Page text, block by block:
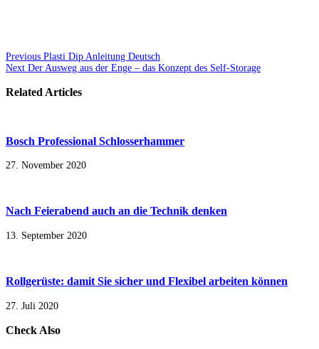
Previous Plasti Dip Anleitung Deutsch
Next Der Ausweg aus der Enge – das Konzept des Self-Storage
Related Articles
Bosch Professional Schlosserhammer
27. November 2020
Nach Feierabend auch an die Technik denken
13. September 2020
Rollgerüste: damit Sie sicher und Flexibel arbeiten können
27. Juli 2020
Check Also